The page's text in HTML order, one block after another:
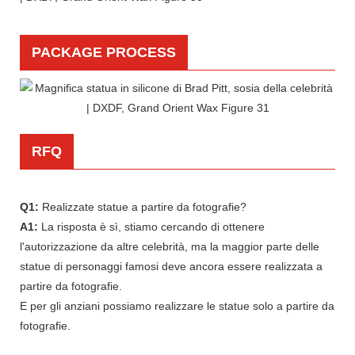
PACKAGE PROCESS
RFQ
Q1: Realizzate statue a partire da fotografie?
A1: La risposta è sì, stiamo cercando di ottenere
l'autorizzazione da altre celebrità, ma la maggior parte delle
statue di personaggi famosi deve ancora essere realizzata a
partire da fotografie.
E per gli anziani possiamo realizzare le statue solo a partire da
fotografie.